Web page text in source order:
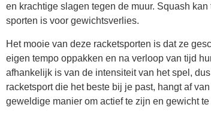
en krachtige slagen tegen de muur. Squash
sporten is voor gewichtsverlies.
Het mooie van deze racketsporten is dat ze
eigen tempo oppakken en na verloop van tijd
afhankelijk is van de intensiteit van het spel,
racketsport die het beste bij je past, hangt af
geweldige manier om actief te zijn en gewicht